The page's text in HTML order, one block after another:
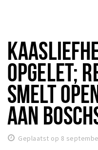
Studentenverenigingen
Studentenraad
Studentenroutes
New in town? Check FAQ!
WONEN
Woonruimte
OPGELET;
SMELT
AAN
Geplaatst op 8